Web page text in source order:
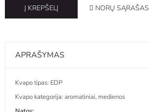
Į KREPŠELĮ NORŲ SĄRAŠAS
APRAŠYMAS
Kvapo tipas: EDP
Kvapo kategorija: aromatiniai, medienos